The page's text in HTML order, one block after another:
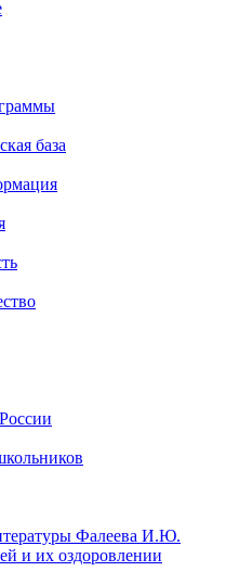
база
Фалеева И.Ю.
и их оздоровлении